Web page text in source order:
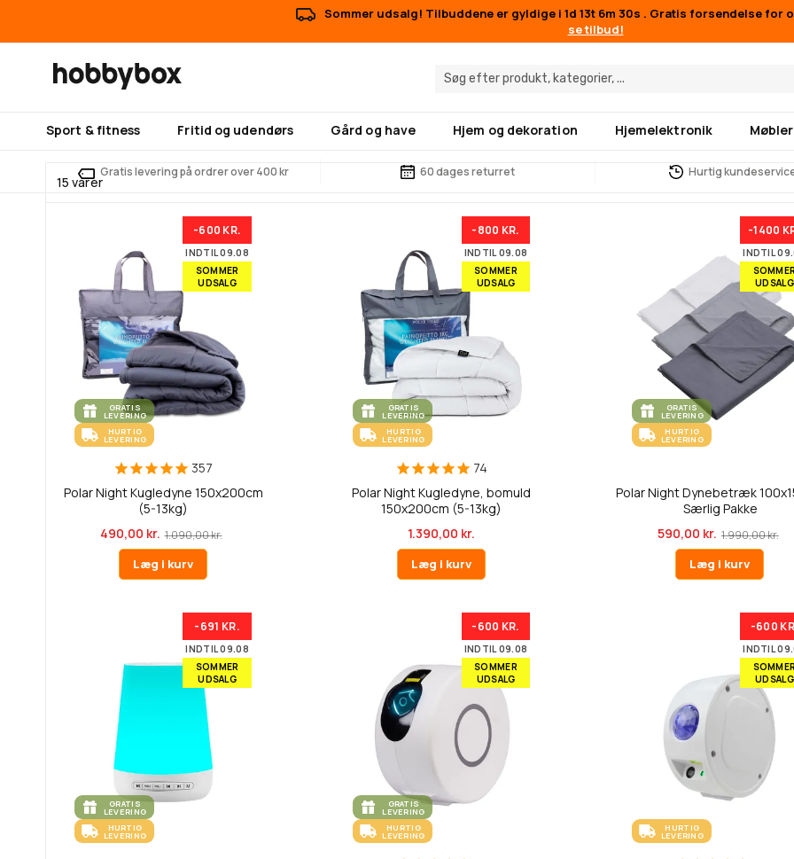
Sommer udsalg! Tilbuddene er gyldige i1d 13t 6m 27s . Gratis forsendelse for
se tilbud!
Sport & fitness Fritid og udendørs Gård og have Hjem og dekoration Hjemelektronik Møbler
Gratis levering på ordrer over 400 kr 60 dages returret Hurtig
15 varer
-600 KR.
INDTIL 09.08
SOMMER
UDSALG
GRATIS
LEVERING
HURTIG
LEVERING
357
Polar Night Kugledyne 150x200cm
(5-13kg)
490,00 kr. 1.090,00 kr.
Læg i kurv
-800 KR.
INDTIL 09.08
SOMMER
UDSALG
GRATIS
LEVERING
HURTIG
LEVERING
74
Polar Night Kugledyne, bomuld
150x200cm (5-13kg)
1.390,00 kr.
Læg i kurv
-1400
INDTIL
UDSALG
GRATIS
LEVERING
HURTIG
LEVERING
Polar Night Dynebetræk
Særlig Pakke
590,00 kr. 1.990,00 kr.
Læg i kurv
-691 KR.
INDTIL 09.08
SOMMER
UDSALG
GRATIS
LEVERING
HURTIG
LEVERING
-600 KR.
INDTIL 09.08
SOMMER
UDSALG
GRATIS
LEVERING
HURTIG
LEVERING
-600
INDTIL
UDSALG
HURTIG
LEVERING